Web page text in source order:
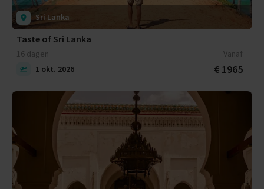
Sri Lanka
Taste of Sri Lanka
16 dagen
Vanaf
1 okt. 2026
€ 1965